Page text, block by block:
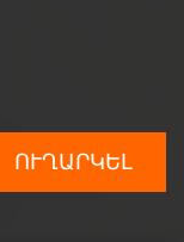
ՈՒՂԱՐԿԵԼ